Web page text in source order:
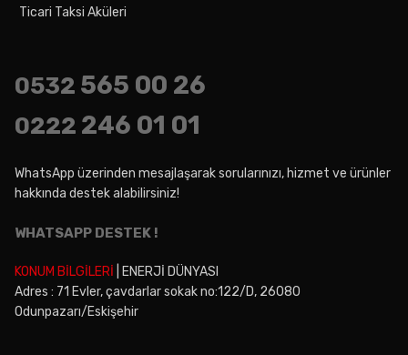
Ticari Taksi Aküleri
0532 565 00 26
0222 246 01 01
WhatsApp üzerinden mesajlaşarak sorularınızı, hizmet ve ürünler
hakkında destek alabilirsiniz!
WHATSAPP DESTEK !
KONUM BİLGİLERİ | ENERJİ DÜNYASI
Adres : 71 Evler, çavdarlar sokak no:122/D, 26080
Odunpazarı/Eskişehir